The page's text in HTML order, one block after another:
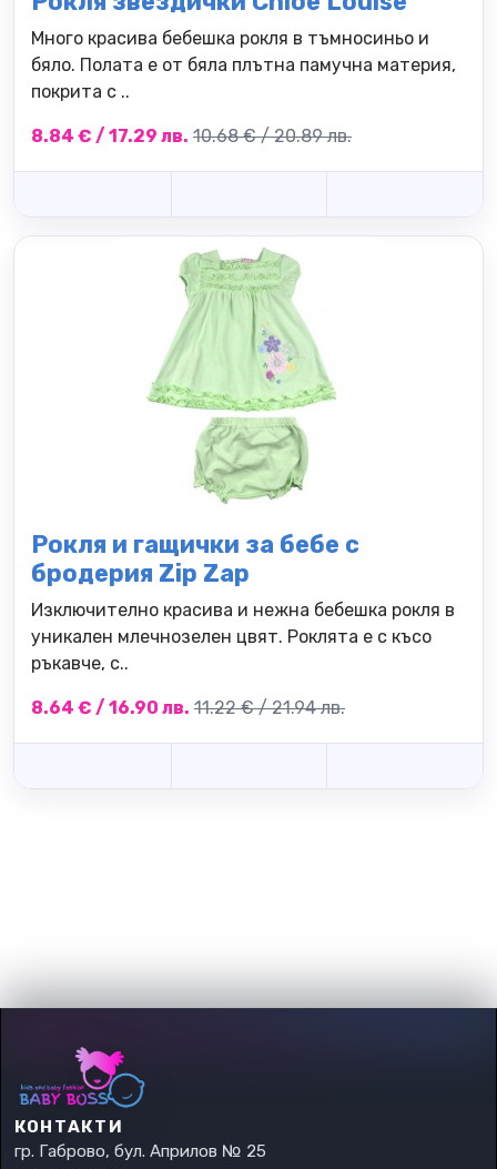
Много красива бебешка рокля в тъмносиньо и
бяло. Полата е от бяла плътна памучна материя,
покрита с ..
8.84 € / 17.29 лв. 10.68 € / 20.89 лв.
Рокля и гащички за бебе с
бродерия Zip Zap
Изключително красива и нежна бебешка рокля в
уникален млечнозелен цвят. Роклята е с късо
ръкавче, с..
8.64 € / 16.90 лв. 11.22 € / 21.94 лв.
КОНТАКТИ
гр. Габрово, бул. Априлов № 25